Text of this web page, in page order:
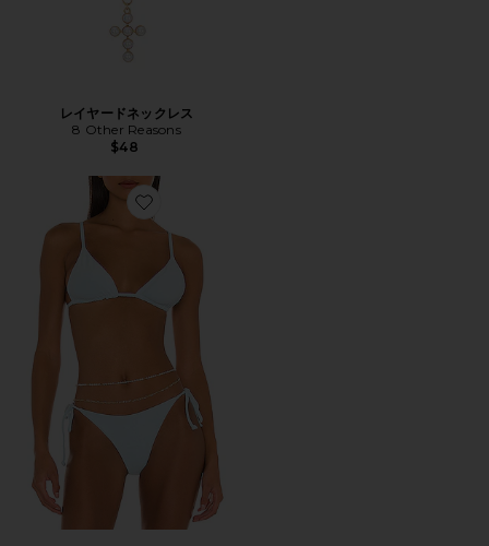
レイヤードネックレス
8 Other Reasons
$48
Favorite ベルト